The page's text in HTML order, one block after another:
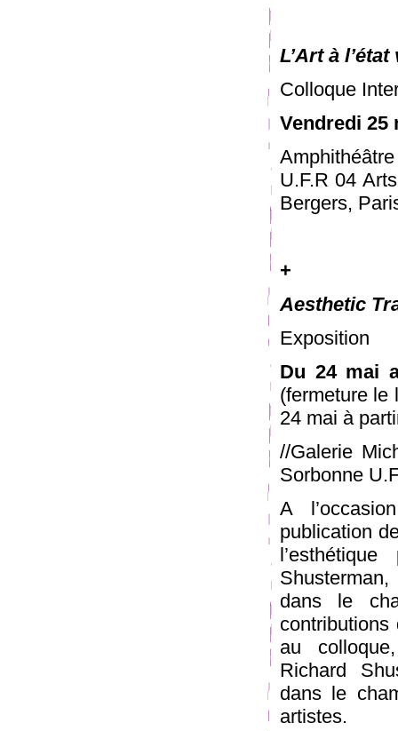
L’Art à
Colloque
Vendredi 25
U.F.R 04
Bergers,
+
Aesthetic
Exposition
Du 24 mai
(fermeture le
24 mai à
//Galerie
Sorbonne
A
publication
dans le
contributions
au
Richard
dans le
artistes.